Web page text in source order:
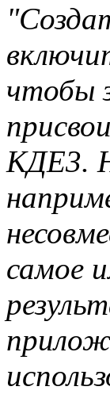
чтобы
КДЕ3.
самое